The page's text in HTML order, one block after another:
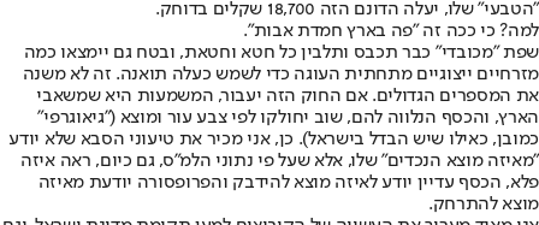
"הטבעי" שלו, יעלה הדונם הזה 18,700 שקלים בדוחק.
למה? כי ככה זה "פה בארץ חמדת אבות".
שפת "מכובדי" כבר תכבס ותלבין כל חטא וחטאת, ובטח גם יימצאו כמה
מזרחיים ייצוגיים מתחתית העוגה כדי לשמש כעלה תואנה. זה לא משנה
את המספרים הגדולים. אם החוק הזה יעבור, המשמעות היא שמשאבי
הארץ, והכסף הנלווה להם, שוב יחולקו לפי צבע עור ומוצא ("גיאוגרפי"
כמובן, כאילו שיש הבדל בישראל). כן, אני מכיר את טיעוני הסבא שלא יודע
״מאיזה מוצא הנכדים״ שלו, אלא שעל פי נתוני הלמ״ס, גם כיום, ראה איזה
פלא, הכסף עדיין יודע לאיזה מוצא להידבק והפרופסורה יודעת מאיזה
מוצא להתרחק.